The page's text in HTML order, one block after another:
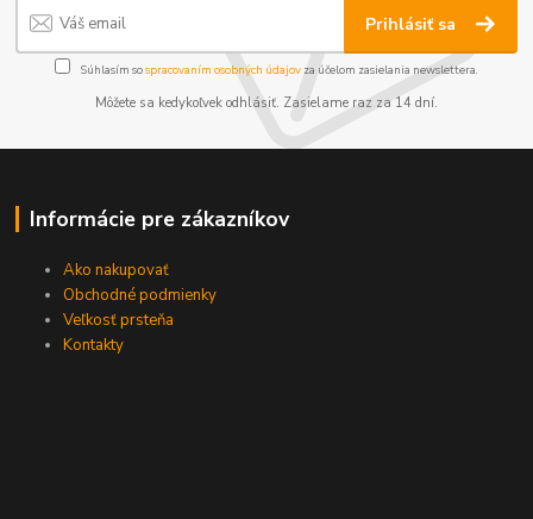
Prihlásiť sa
Súhlasím sospracovaním osobných údajov za účelom zasielania newslettera.
Môžete sa kedykoľvek odhlásiť. Zasielame raz za 14 dní.
Informácie pre zákazníkov
Ako nakupovať
Obchodné podmienky
Veľkosť prsteňa
Kontakty